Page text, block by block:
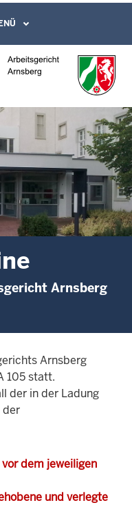
Arnsberg
Arnsberg
105 statt.
der in der Ladung
der
dem jeweiligen
und verlegte